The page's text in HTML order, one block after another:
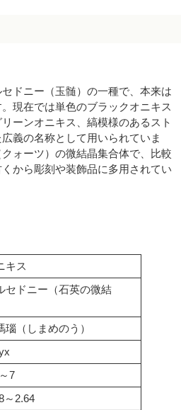
ドニー（玉髄）の一種で、本来は
現在では単色のブラックオニキス
ーンオニキス、縞模様のあるスト
義の名称として用いられていま
ォーツ）の微結晶集合体で、比較
から彫刻や装飾品に多用されてい
キス
セドニー（石英の微結
瑙（しまめのう）
7
～2.64